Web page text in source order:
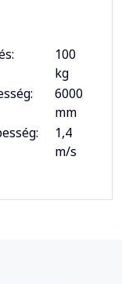
100
kg
6000
mm
1,4
m/s